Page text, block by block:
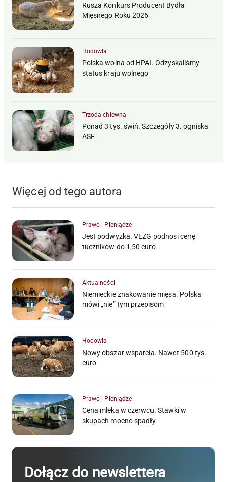
Rusza Konkurs Producent Bydła
Mięsnego Roku 2026
Hodowla
Polska wolna od HPAI. Odzyskaliśmy
status kraju wolnego
Trzoda chlewna
Ponad 3 tys. świń. Szczegóły 3. ogniska
ASF
Więcej od tego autora
Prawo i Pieniądze
Jest podwyżka. VEZG podnosi cenę
tuczników do 1,50 euro
Aktualności
Niemieckie znakowanie mięsa. Polska
mówi „nie” tym przepisom
Hodowla
Nowy obszar wsparcia. Nawet 500 tys.
euro
Prawo i Pieniądze
Cena mleka w czerwcu. Stawki w
skupach mocno spadły
Dołącz do newslettera